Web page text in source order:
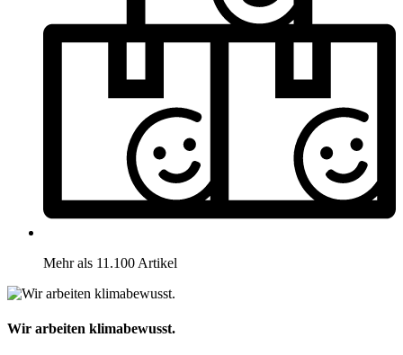
Mehr als 11.100 Artikel
Wir arbeiten klimabewusst.